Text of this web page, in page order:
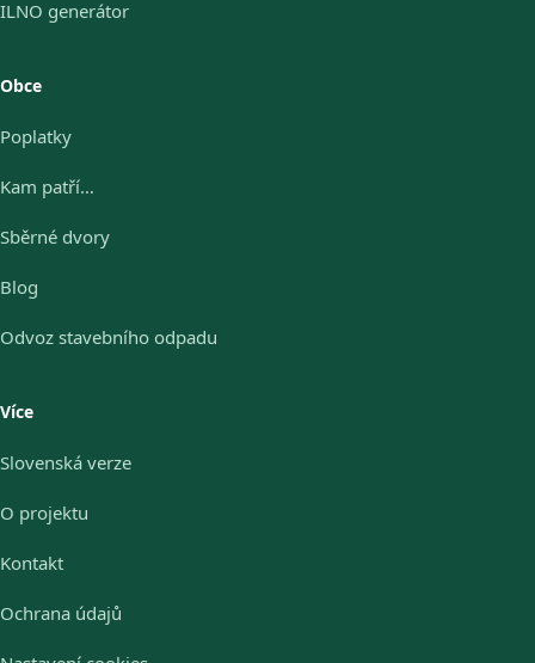
ILNO generátor
Obce
Poplatky
Kam patří…
Sběrné dvory
Blog
Odvoz stavebního odpadu
Více
Slovenská verze
O projektu
Kontakt
Ochrana údajů